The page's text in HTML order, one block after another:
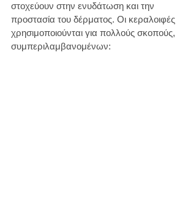
στοχεύουν στην ενυδάτωση και την
προστασία του δέρματος. Οι κεραλοιφές
χρησιμοποιούνται για πολλούς σκοπούς,
συμπεριλαμβανομένων: